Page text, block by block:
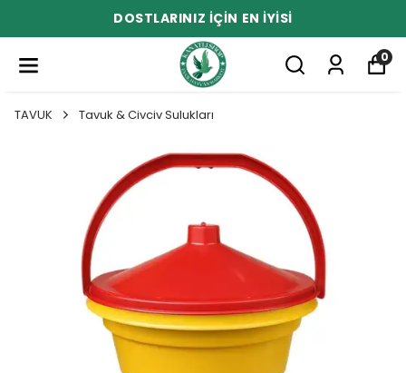
DOSTLARINIZ İÇİN EN İYİSİ
0
TAVUK Tavuk & Civciv Sulukları